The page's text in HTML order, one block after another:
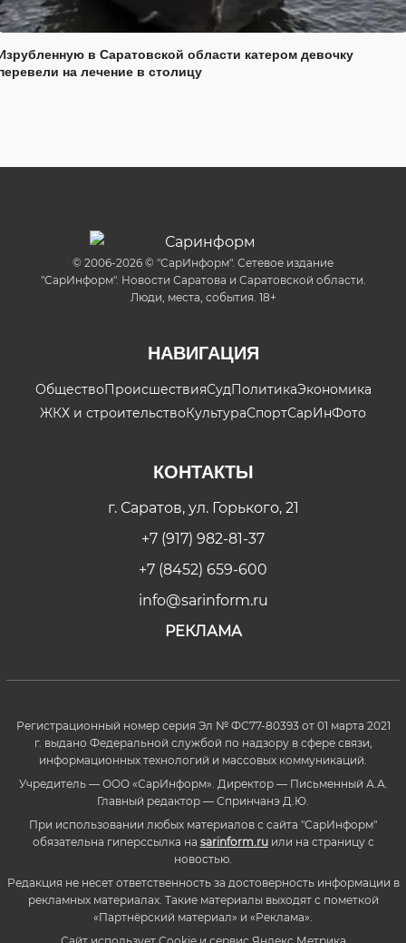
в Саратовской области катером девочку
на лечение в столицу
© 2006-2026 © "СарИнформ". Сетевое издание
"СарИнформ". Новости Саратова и Саратовской области.
Люди, места, события. 18+
НАВИГАЦИЯ
ОбществоПроисшествияСудПолитикаЭкономика
ЖКХ и строительствоКультураСпортСарИнФото
КОНТАКТЫ
г. Саратов, ул. Горького, 21
+7 (917) 982-81-37
+7 (8452) 659-600
info@sarinform.ru
РЕКЛАМА
Регистрационный номер серия Эл № ФС77-80393 от 01 марта 2021
г. выдано Федеральной службой по надзору в сфере связи,
информационных технологий и массовых коммуникаций.
Учредитель — ООО «СарИнформ». Директор — Письменный А.А.
Главный редактор — Спринчанэ Д.Ю.
При использовании любых материалов с сайта "СарИнформ"
обязательна гиперссылка на sarinform.ruили на страницу с
новостью.
Редакция не несет ответственность за достоверность информации в
рекламных материалах. Такие материалы выходят с пометкой
«Партнёрский материал» и «Реклама».